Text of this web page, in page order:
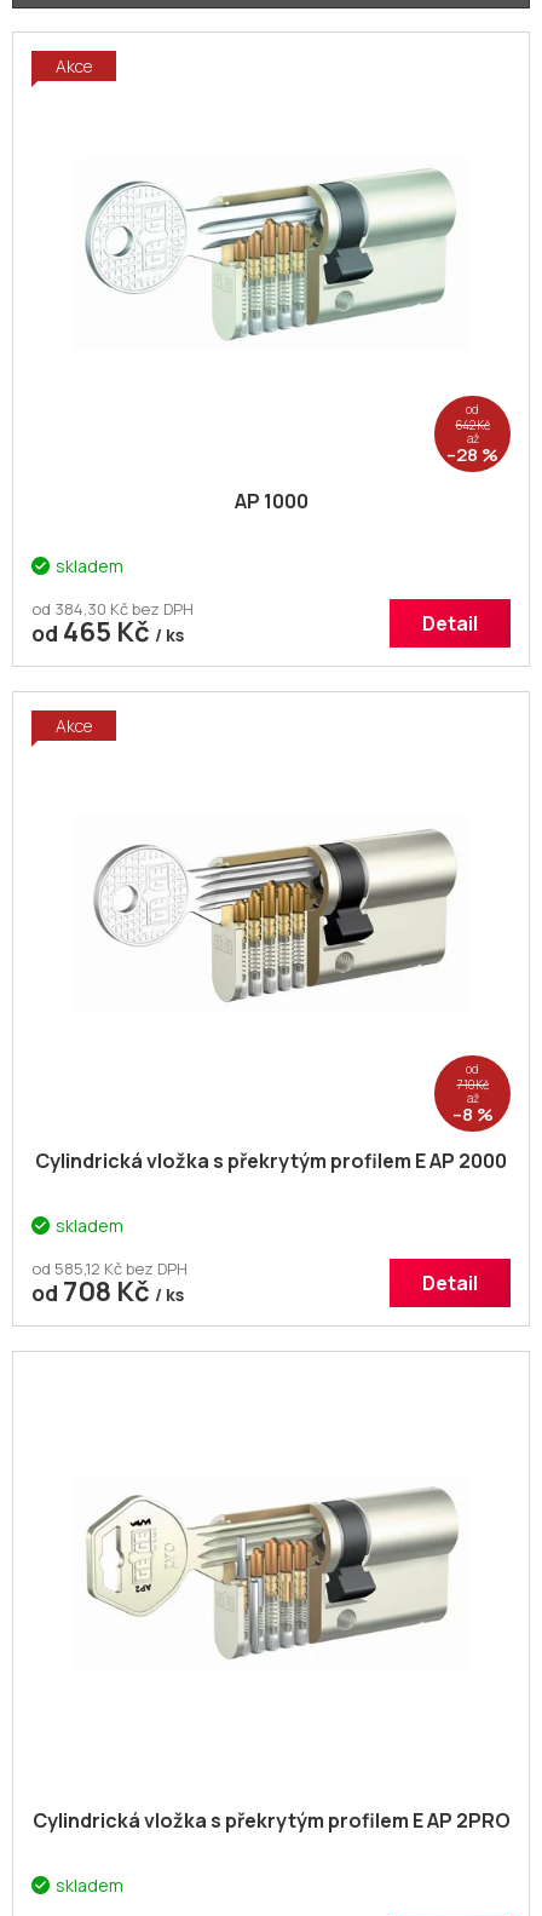
p
V
Akce
od
642 Kč
až
–28 %
AP 1000
skladem
od 384,30 Kč bez DPH
od 465 Kč / ks Detail
Akce
od
710 Kč
až
–8 %
Cylindrická vložka s překrytým profilem E AP 2000
skladem
od 585,12 Kč bez DPH
od 708 Kč / ks Detail
Cylindrická vložka s překrytým profilem E AP 2PRO
skladem